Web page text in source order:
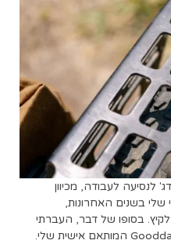
לנסיעה לעבודה, מכיוון
שלי בשנים האחרונות,
בסופו של דבר, העברתי
אותו ל-Goodday Curiosity Gila Monster המותאם אישית שלי.